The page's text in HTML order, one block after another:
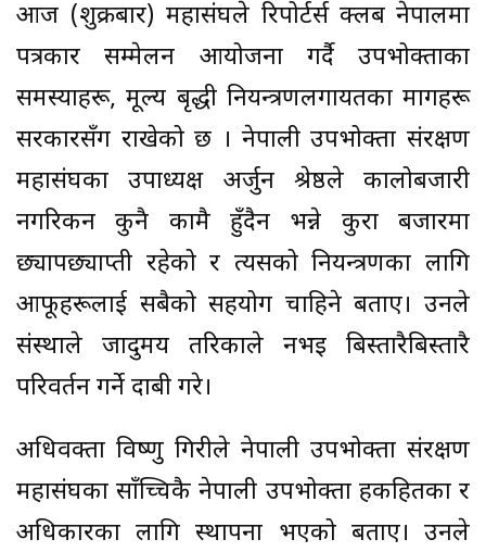
आज (शुक्रबार) महासंघले रिपोर्टर्स क्लब नेपालमा
पत्रकार सम्मेलन आयोजना गर्दै उपभोक्ताका
समस्याहरू, मूल्य बृद्धी नियन्त्रणलगायतका मागहरू
सरकारसँग राखेको छ । नेपाली उपभोक्ता संरक्षण
महासंघका उपाध्यक्ष अर्जुन श्रेष्ठले कालोबजारी
नगरिकन कुनै कामै हुँदैन भन्ने कुरा बजारमा
छ्यापछ्याप्ती रहेको र त्यसको नियन्त्रणका लागि
आफूहरूलाई सबैको सहयोग चाहिने बताए। उनले
संस्थाले जादुमय तरिकाले नभइ बिस्तारैबिस्तारै
परिवर्तन गर्ने दाबी गरे।
अधिवक्ता विष्णु गिरीले नेपाली उपभोक्ता संरक्षण
महासंघका साँच्चिकै नेपाली उपभोक्ता हकहितका र
अधिकारका लागि स्थापना भएको बताए। उनले